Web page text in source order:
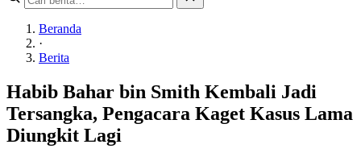
Beranda
·
Berita
Habib Bahar bin Smith Kembali Jadi
Tersangka, Pengacara Kaget Kasus Lama
Diungkit Lagi